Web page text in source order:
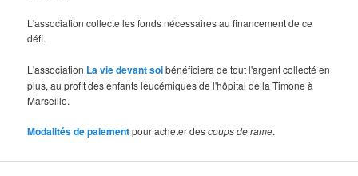
L'association collecte les fonds nécessaires au financement de ce
défi.
L'association La vie devant soibénéficiera de tout l'argent collecté en
plus, au profit des enfants leucémiques de l'hôpital de la Timone à
Marseille.
Modalités de paiementpour acheter descoups de rame.